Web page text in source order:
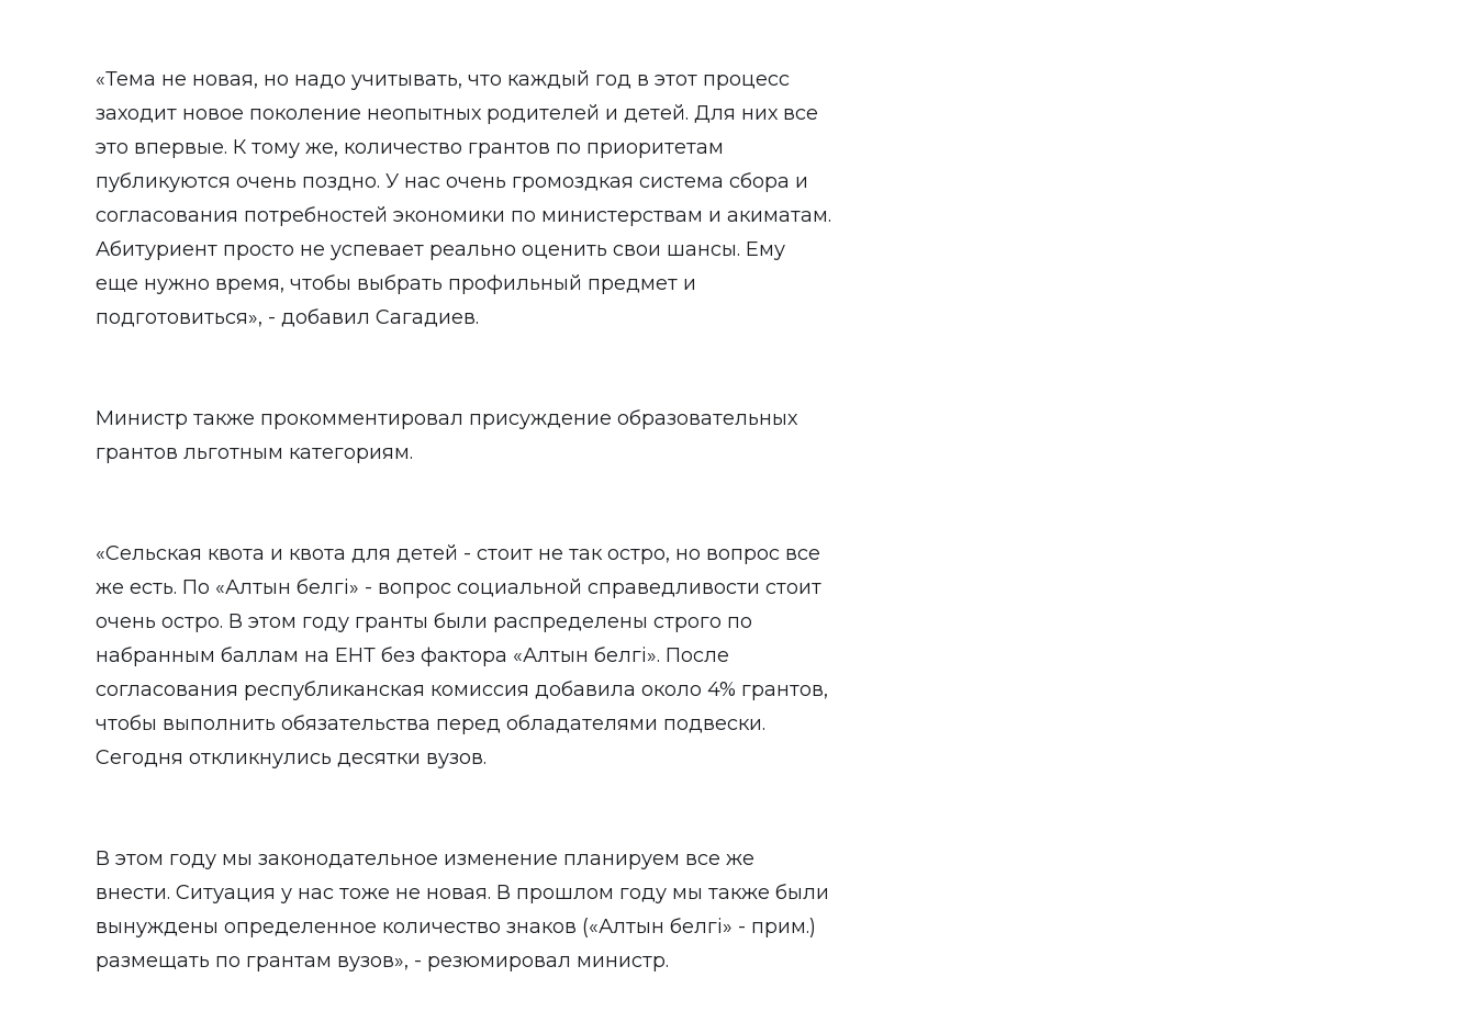
«Тема не новая, но надо учитывать, что каждый год в этот процесс
заходит новое поколение неопытных родителей и детей. Для них все
это впервые. К тому же, количество грантов по приоритетам
публикуются очень поздно. У нас очень громоздкая система сбора и
согласования потребностей экономики по министерствам и акиматам.
Абитуриент просто не успевает реально оценить свои шансы. Ему
еще нужно время, чтобы выбрать профильный предмет и
подготовиться», - добавил Сагадиев.
Министр также прокомментировал присуждение образовательных
грантов льготным категориям.
«Сельская квота и квота для детей - стоит не так остро, но вопрос все
же есть. По «Алтын белгі» - вопрос социальной справедливости стоит
очень остро. В этом году гранты были распределены строго по
набранным баллам на ЕНТ без фактора «Алтын белгі». После
согласования республиканская комиссия добавила около 4% грантов,
чтобы выполнить обязательства перед обладателями подвески.
Сегодня откликнулись десятки вузов.
В этом году мы законодательное изменение планируем все же
внести. Ситуация у нас тоже не новая. В прошлом году мы также были
вынуждены определенное количество знаков («Алтын белгі» - прим.)
размещать по грантам вузов», - резюмировал министр.